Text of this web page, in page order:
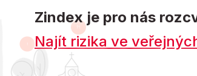
Zindex je pro nás
Najít rizika ve